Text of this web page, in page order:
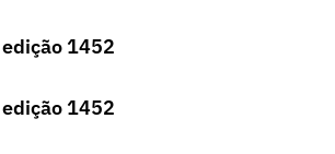
1452
1452